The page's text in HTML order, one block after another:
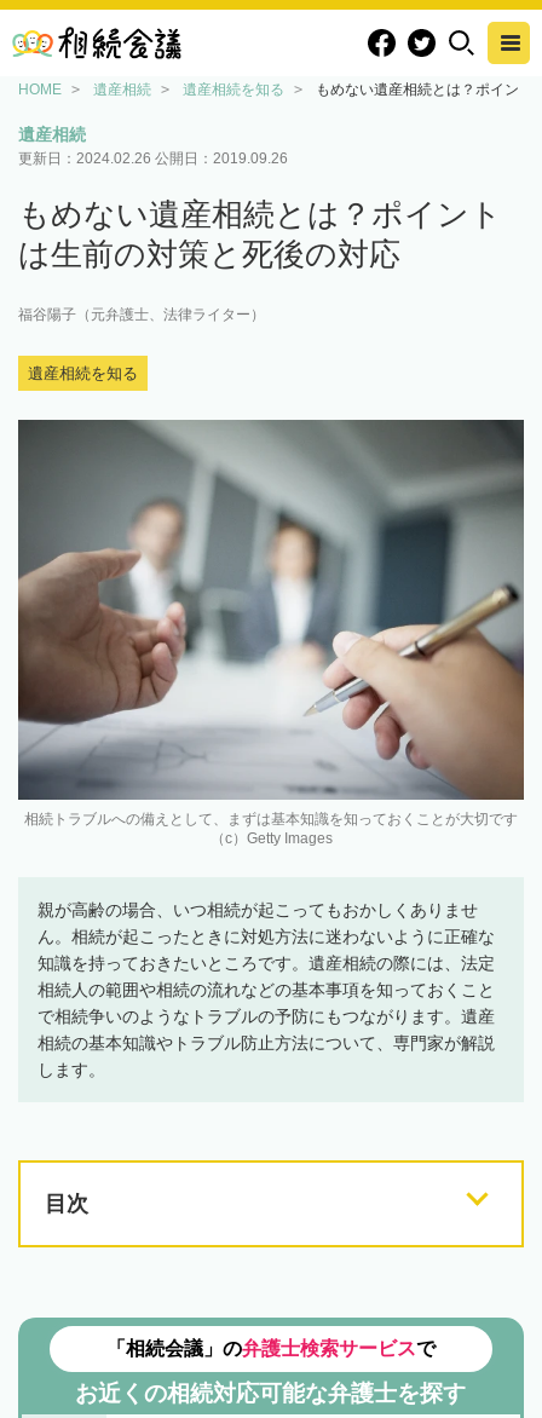
HOME 遺産相続 遺産相続を知る もめない遺産相続とは？ポイント
遺産相続
更新日： 2024.02.26 公開日： 2019.09.26
もめない遺産相続とは？ポイント
は生前の対策と死後の対応
福谷陽子（元弁護士、法律ライター）
遺産相続を知る
相続トラブルへの備えとして、まずは基本知識を知っておくことが大切です
（c）Getty Images
親が高齢の場合、いつ相続が起こってもおかしくありませ
ん。相続が起こったときに対処方法に迷わないように正確な
知識を持っておきたいところです。遺産相続の際には、法定
相続人の範囲や相続の流れなどの基本事項を知っておくこと
で相続争いのようなトラブルの予防にもつながります。遺産
相続の基本知識やトラブル防止方法について、専門家が解説
します。
目次
「相続会議」の弁護士検索サービスで
お近くの相続対応可能な弁護士を探す